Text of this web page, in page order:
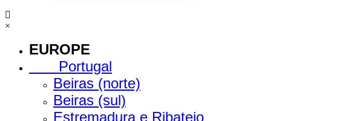
×
EUROPE
Portugal
Beiras (norte)
Beiras (sul)
Estremadura e Ribatejo